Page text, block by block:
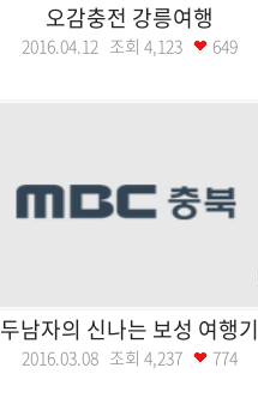
오감충전 강릉여행
2016.04.12 조회 4,123 649
두남자의 신나는 보성 여행기
2016.03.08 조회 4,237 774